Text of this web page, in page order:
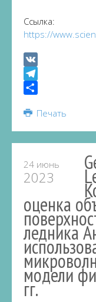
Ссылка:
https://
VK
Telegram
Печать
24 июнь
2023
оценка
ледника
модели
гг.